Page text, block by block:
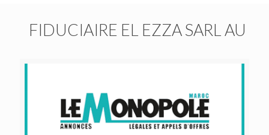
FIDUCIAIRE EL EZZA SARL AU